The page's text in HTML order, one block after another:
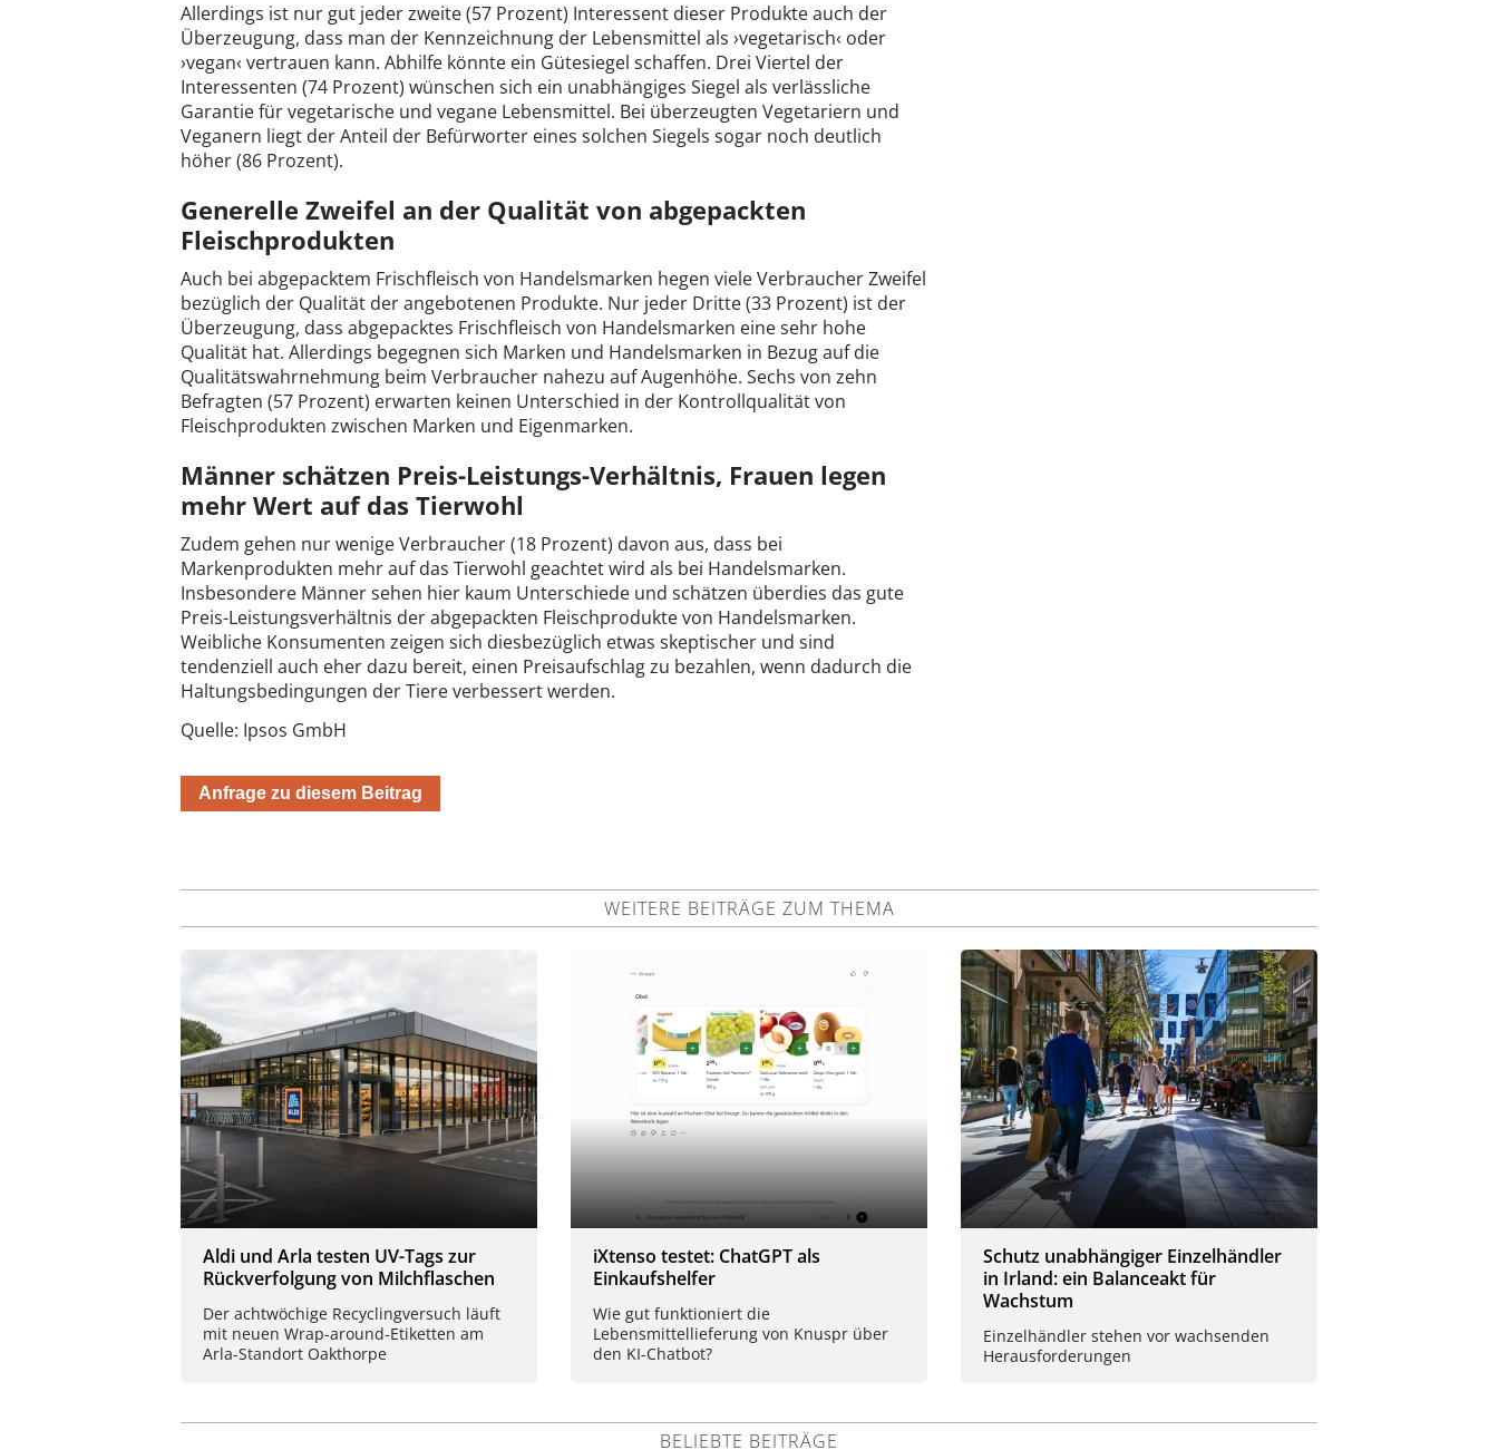
Allerdings ist nur gut jeder zweite (57 Prozent) Interessent dieser Produkte auch der
Überzeugung, dass man der Kennzeichnung der Lebensmittel als ›vegetarisch‹ oder
›vegan‹ vertrauen kann. Abhilfe könnte ein Gütesiegel schaffen. Drei Viertel der
Interessenten (74 Prozent) wünschen sich ein unabhängiges Siegel als verlässliche
Garantie für vegetarische und vegane Lebensmittel. Bei überzeugten Vegetariern und
Veganern liegt der Anteil der Befürworter eines solchen Siegels sogar noch deutlich
höher (86 Prozent).
Generelle Zweifel an der Qualität von abgepackten
Fleischprodukten
Auch bei abgepacktem Frischfleisch von Handelsmarken hegen viele Verbraucher Zweifel
bezüglich der Qualität der angebotenen Produkte. Nur jeder Dritte (33 Prozent) ist der
Überzeugung, dass abgepacktes Frischfleisch von Handelsmarken eine sehr hohe
Qualität hat. Allerdings begegnen sich Marken und Handelsmarken in Bezug auf die
Qualitätswahrnehmung beim Verbraucher nahezu auf Augenhöhe. Sechs von zehn
Befragten (57 Prozent) erwarten keinen Unterschied in der Kontrollqualität von
Fleischprodukten zwischen Marken und Eigenmarken.
Männer schätzen Preis-Leistungs-Verhältnis, Frauen legen
mehr Wert auf das Tierwohl
Zudem gehen nur wenige Verbraucher (18 Prozent) davon aus, dass bei
Markenprodukten mehr auf das Tierwohl geachtet wird als bei Handelsmarken.
Insbesondere Männer sehen hier kaum Unterschiede und schätzen überdies das gute
Preis-Leistungsverhältnis der abgepackten Fleischprodukte von Handelsmarken.
Weibliche Konsumenten zeigen sich diesbezüglich etwas skeptischer und sind
tendenziell auch eher dazu bereit, einen Preisaufschlag zu bezahlen, wenn dadurch die
Haltungsbedingungen der Tiere verbessert werden.
Quelle: Ipsos GmbH
Anfrage zu diesem Beitrag
WEITERE BEITRÄGE ZUM THEMA
Aldi und Arla testen UV-Tags zur
Rückverfolgung von Milchflaschen
Der achtwöchige Recyclingversuch läuft
mit neuen Wrap-around-Etiketten am
Arla-Standort Oakthorpe
iXtenso testet: ChatGPT als
Einkaufshelfer
Wie gut funktioniert die
Lebensmittellieferung von Knuspr über
den KI-Chatbot?
Schutz unabhängiger Einzelhändler
in Irland: ein Balanceakt für
Wachstum
Einzelhändler stehen vor wachsenden
Herausforderungen
BELIEBTE BEITRÄGE